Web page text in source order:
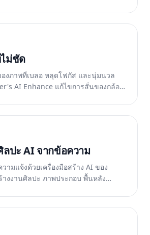
ม่ชัด
งภาพที่เบลอ หลุดโฟกัส และนุ่มนวล
AI Enhance แก้ไขการสั่นของกล้อง
ลปะ AI จากข้อความ
ามแจ้งด้วยเครื่องมือสร้าง AI ของ
างงานศิลปะ ภาพประกอบ พื้นหลัง